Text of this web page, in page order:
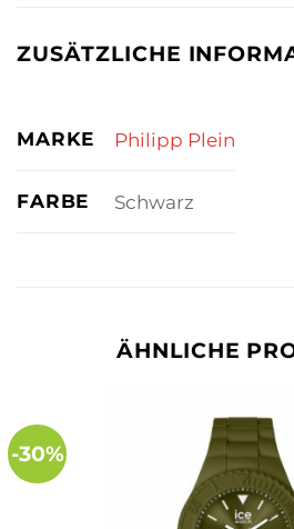
ZUSÄTZLICHE
MARKE Philipp Plein
FARBE Schwarz
ÄHNLICHE
-30%